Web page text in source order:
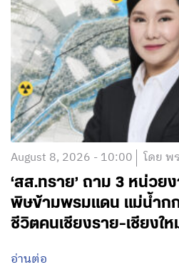
August 8, 2026 - 10:00 โดย พ
‘สส.ทราย’ ถาม 3 หน่วย
พิษข้ามพรมแดน แม่น้ำก
ชีวิตคนเชียงราย-เชียงให
อ่านต่อ